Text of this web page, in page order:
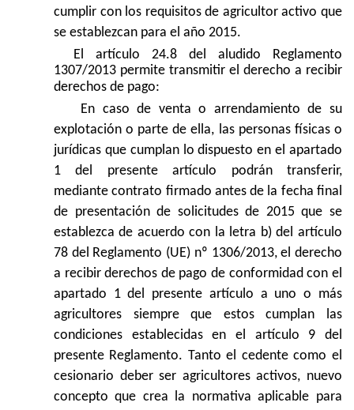
cumplir con los requisitos de agricultor activo que
se establezcan para el año 2015.
El artículo 24.8 del aludido Reglamento
1307/2013 permite transmitir el derecho a recibir
derechos de pago:
En caso de venta o arrendamiento de su
explotación o parte de ella, las personas físicas o
jurídicas que cumplan lo dispuesto en el apartado
1 del presente artículo podrán transferir,
mediante contrato firmado antes de la fecha final
de presentación de solicitudes de 2015 que se
establezca de acuerdo con la letra b) del artículo
78 del Reglamento (UE) nº 1306/2013, el derecho
a recibir derechos de pago de conformidad con el
apartado 1 del presente artículo a uno o más
agricultores siempre que estos cumplan las
condiciones establecidas en el artículo 9 del
presente Reglamento. Tanto el cedente como el
cesionario deber ser agricultores activos, nuevo
concepto que crea la normativa aplicable para